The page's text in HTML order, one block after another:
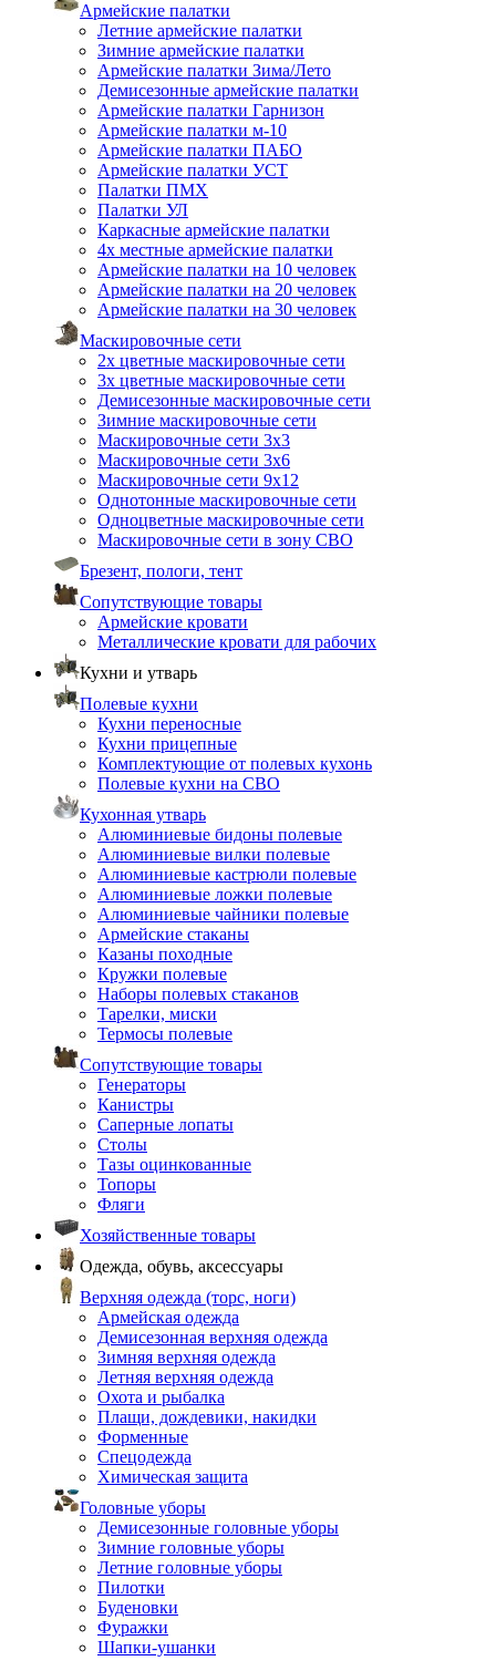
Армейские палатки
Летние армейские палатки
Зимние армейские палатки
Армейские палатки Зима/Лето
Демисезонные армейские палатки
Армейские палатки Гарнизон
Армейские палатки м-10
Армейские палатки ПАБО
Армейские палатки УСТ
Палатки ПМХ
Палатки УЛ
Каркасные армейские палатки
4х местные армейские палатки
Армейские палатки на 10 человек
Армейские палатки на 20 человек
Армейские палатки на 30 человек
Маскировочные сети
2х цветные маскировочные сети
3х цветные маскировочные сети
Демисезонные маскировочные сети
Зимние маскировочные сети
Маскировочные сети 3х3
Маскировочные сети 3х6
Маскировочные сети 9х12
Однотонные маскировочные сети
Одноцветные маскировочные сети
Маскировочные сети в зону СВО
Брезент, пологи, тент
Сопутствующие товары
Армейские кровати
Металлические кровати для рабочих
Кухни и утварь
Полевые кухни
Кухни переносные
Кухни прицепные
Комплектующие от полевых кухонь
Полевые кухни на СВО
Кухонная утварь
Алюминиевые бидоны полевые
Алюминиевые вилки полевые
Алюминиевые кастрюли полевые
Алюминиевые ложки полевые
Алюминиевые чайники полевые
Армейские стаканы
Казаны походные
Кружки полевые
Наборы полевых стаканов
Тарелки, миски
Термосы полевые
Сопутствующие товары
Генераторы
Канистры
Саперные лопаты
Столы
Тазы оцинкованные
Топоры
Фляги
Хозяйственные товары
Одежда, обувь, аксессуары
Верхняя одежда (торс, ноги)
Армейская одежда
Демисезонная верхняя одежда
Зимняя верхняя одежда
Летняя верхняя одежда
Охота и рыбалка
Плащи, дождевики, накидки
Форменные
Спецодежда
Химическая защита
Головные уборы
Демисезонные головные уборы
Зимние головные уборы
Летние головные уборы
Пилотки
Буденовки
Фуражки
Шапки-ушанки